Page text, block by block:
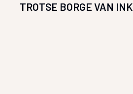
TROTSE BORGE VAN INK